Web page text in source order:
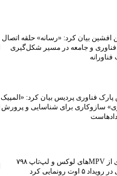
بیان کرد: «رسانه» حلقه اتصال
فناوری و جامعه در مسیر شکل‌گیری
پارک فناوری پردیس بیان کرد: «المپیک
سازوکاری برای شناسایی و پرورش
هواوی از MPVهای لوکس و لپ‌تاپ ۷۹۸
۵ اوت رونمایی کرد